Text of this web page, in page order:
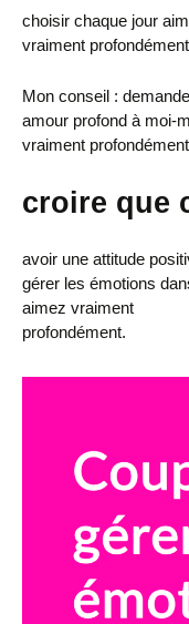
choisir chaque jour
vraiment
Mon conseil :
amour profond à moi-
vraiment
croire que
avoir une attitude
gérer les émotions
aimez vraiment
profondément.